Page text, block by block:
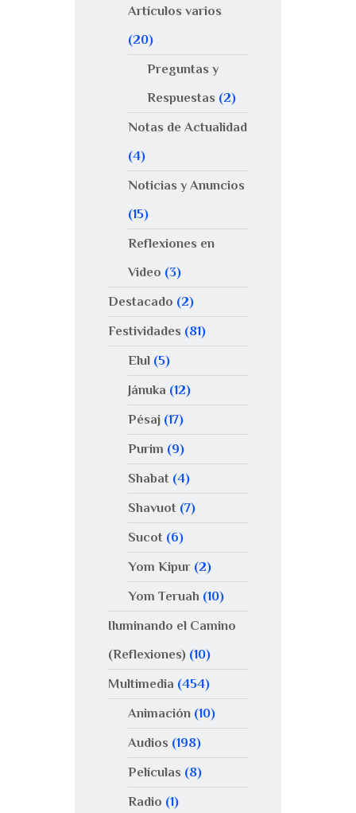
Artículos varios
(20)
Preguntas y
Respuestas (2)
Notas de Actualidad
(4)
Noticias y Anuncios
(15)
Reflexiones en
Video (3)
Destacado (2)
Festividades (81)
Elul(5)
Jánuka (12)
Pésaj(17)
Purim (9)
Shabat (4)
Shavuot (7)
Sucot (6)
Yom Kipur(2)
Yom Teruah (10)
Iluminando el Camino
(Reflexiones) (10)
Multimedia (454)
Animación(10)
Audios (198)
Películas (8)
Radio (1)